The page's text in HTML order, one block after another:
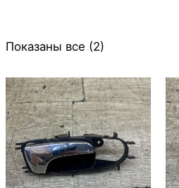
Показаны все (2)